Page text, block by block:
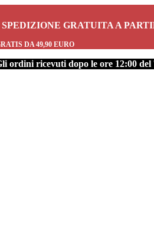
GRATUITA A
DA 49,90 EURO
ordini ricevuti dopo le ore 12:00 del